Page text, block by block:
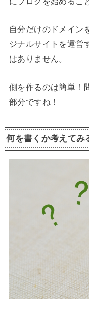
自分だけのドメイン
ジナルサイトを運営
はありません。
側を作るのは簡単！
部分ですね！
何を書くか考えてみ